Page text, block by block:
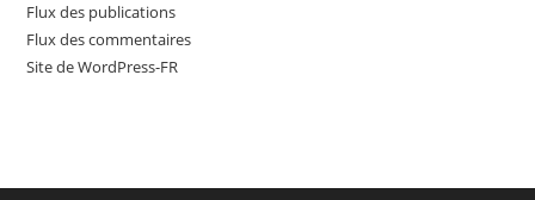
Flux des publications
Flux des commentaires
Site de WordPress-FR